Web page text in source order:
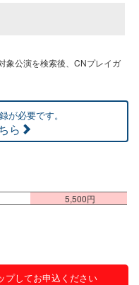
象公演を検索後、CNプレイガ
が必要です。
ら
5,500円
プしてお申込ください